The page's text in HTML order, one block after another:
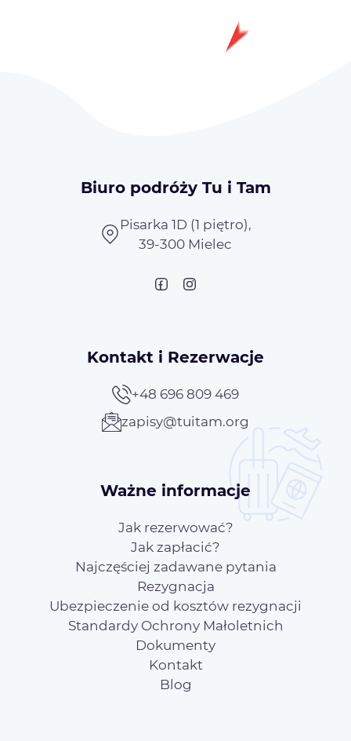
Biuro podróży Tu i Tam
Pisarka 1D (1 piętro),
39-300 Mielec
Kontakt i Rezerwacje
+48 696 809 469
zapisy@tuitam.org
Ważne informacje
Jak rezerwować?
Jak zapłacić?
Najczęściej zadawane pytania
Rezygnacja
Ubezpieczenie od kosztów rezygnacji
Standardy Ochrony Małoletnich
Dokumenty
Kontakt
Blog